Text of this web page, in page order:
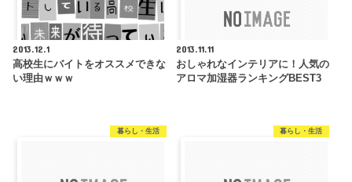
2013.12.1
高校生にバイトをオススメできな
い理由ｗｗｗ
2013.11.11
おしゃれなインテリアに！人気の
アロマ加湿器ランキングBEST3
暮らし・生活 暮らし・生活